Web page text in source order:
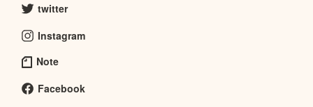
twitter
Instagram
Note
Facebook